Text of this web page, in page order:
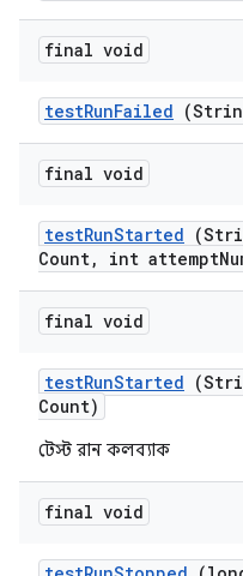
final void
testRunFailed
final void
testRunStarted
Count, int attempt
final void
testRunStarted
Count)
টেস্ট রান কলব্যাক
final void